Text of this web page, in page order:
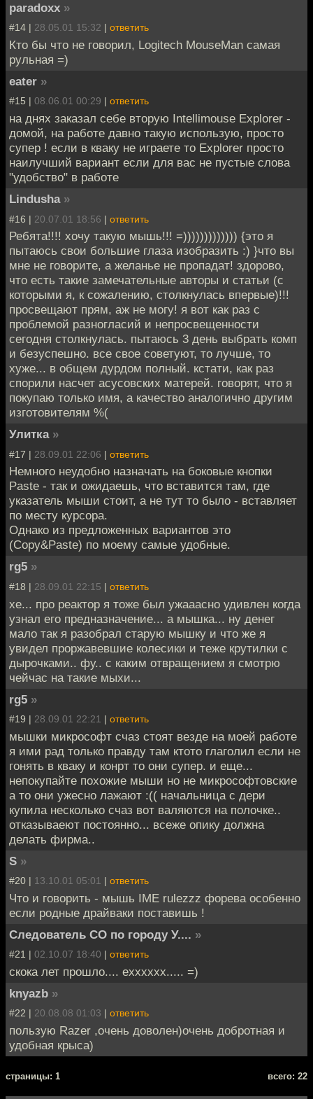
paradoxx »
#14 | 28.05.01 15:32 | ответить
Кто бы что не говорил, Logitech MouseMan самая
рульная =)
eater »
#15 | 08.06.01 00:29 | ответить
на днях заказал себе вторую Intellimouse Explorer -
домой, на работе давно такую использую, просто
супер ! если в кваку не играете то Explorer просто
наилучший вариант если для вас не пустые слова
"удобство" в работе
Lindusha »
#16 | 20.07.01 18:56 | ответить
Ребята!!!! хочу такую мышь!!! =))))))))))))) {это я
пытаюсь свои большие глаза изобразить :) }что вы
мне не говорите, а желанье не пропадат! здорово,
что есть такие замечательные авторы и статьи (с
которыми я, к сожалению, столкнулась впервые)!!!
просвещают прям, аж не могу! я вот как раз с
проблемой разногласий и непросвещенности
сегодня столкнулась. пытаюсь 3 день выбрать комп
и безуспешно. все свое советуют, то лучше, то
хуже... в общем дурдом полный. кстати, как раз
спорили насчет асусовских матерей. говорят, что я
покупаю только имя, а качество аналогично другим
изготовителям %(
Улитка »
#17 | 28.09.01 22:06 | ответить
Немного неудобно назначать на боковые кнопки
Paste - так и ожидаешь, что вставится там, где
указатель мыши стоит, а не тут то было - вставляет
по месту курсора.
Однако из предложенных вариантов это
(Copy&Paste) по моему самые удобные.
rg5 »
#18 | 28.09.01 22:15 | ответить
хе... про реактор я тоже был ужааасно удивлен когда
узнал его предназначение... а мышка... ну денег
мало так я разобрал старую мышку и что же я
увидел проржавевшие колесики и теже крутилки с
дырочками.. фу.. с каким отвращением я смотрю
чейчас на такие мыхи...
rg5 »
#19 | 28.09.01 22:21 | ответить
мышки микрософт счаз стоят везде на моей работе
я ими рад только правду там ктото глаголил если не
гонять в кваку и конрт то они супер. и еще...
непокупайте похожие мыши но не микрософтовские
а то они ужесно лажают :(( начальница с дери
купила несколько счаз вот валяются на полочке..
отказываеют постоянно... всеже опику должна
делать фирма..
S »
#20 | 13.10.01 05:01 | ответить
Что и говорить - мышь IME rulezzz форева особенно
если родные драйваки поставишь !
Следователь СО по городу У.... »
#21 | 02.10.07 18:40 | ответить
скока лет прошло.... ехххххх..... =)
knyazb »
#22 | 20.08.08 01:03 | ответить
пользую Razer ,очень доволен)очень добротная и
удобная крыса)
cтраницы: 1 всего: 22